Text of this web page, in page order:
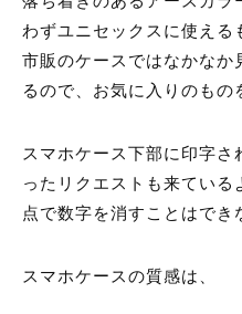
わずユニセックスに使える
市販のケースではなかなか
るので、お気に入りのもの
スマホケース下部に印字
ったリクエストも来てい
点で数字を消すことはでき
スマホケースの質感は、